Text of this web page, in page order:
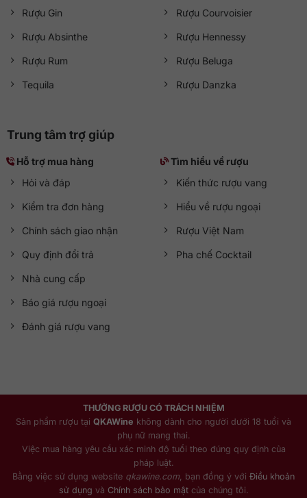
Rượu Gin
Rượu Absinthe
Rượu Rum
Tequila
Rượu Courvoisier
Rượu Hennessy
Rượu Beluga
Rượu Danzka
Trung tâm trợ giúp
Hỗ trợ mua hàng
Hỏi và đáp
Kiểm tra đơn hàng
Chính sách giao nhận
Quy định đổi trả
Nhà cung cấp
Báo giá rượu ngoại
Đánh giá rượu vang
Tìm hiểu về rượu
Kiến thức rượu vang
Hiểu về rượu ngoại
Rượu Việt Nam
Pha chế Cocktail
THƯỞNG RƯỢU CÓ TRÁCH NHIỆM
Sản phẩm rượu tại QKAWine không dành cho người dưới 18 tuổi và
phụ nữ mang thai.
Việc mua hàng yêu cầu xác minh độ tuổi theo đúng quy định của
pháp luật.
Bằng việc sử dụng website qkawine.com , bạn đồng ý với Điều khoản
sử dụng và Chính sách bảo mậtcủa chúng tôi.